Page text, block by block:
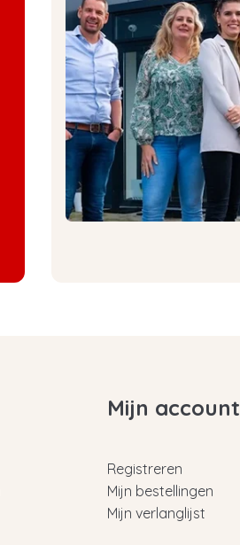
Mijn account
Registreren
Mijn bestellingen
Mijn verlanglijst